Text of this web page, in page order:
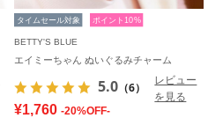
タイムセール対象 ポイント10%
BETTY'S BLUE
エイミーちゃん ぬいぐるみチャーム
5.0 （6）
レビュー
を見る
¥1,760 -20%OFF-